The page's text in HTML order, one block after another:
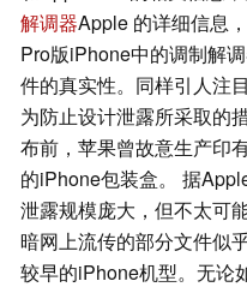
解调器Apple 的详细信息
Pro版iPhone中的调制解
件的真实性。同样引人注
为防止设计泄露所采取的
布前，苹果曾故意生产印
的iPhone包装盒。 据
泄露规模庞大，但不太可
暗网上流传的部分文件似
较早的iPhone机型。无论